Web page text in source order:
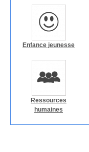
Enfance jeunesse
Ressources
humaines